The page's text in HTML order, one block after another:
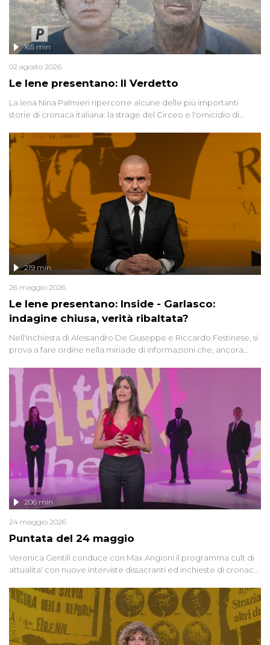
Le Iene presentano: Il Verdetto
165 min
02 agosto 2026
La Iena Nina Palmieri ripercorre alcune delle più importanti
storie di cronaca italiana: la strage del Circeo e l'omicidio di
Le Iene presentano: Inside - Garlasco:
indagine chiusa, verità ribaltata?
219 min
26 maggio 2026
Nell'inchiesta di Alessandro De Giuseppe e Riccardo Festinese, si
prova a fare ordine nella miriade di informazioni che, ancora
giudiziarie più discusse degli ultimi anni. Lo speciale ricostruisce la
vicenda mettendo in fila testimonianze, errori, dettagli
controversi e i protagonisti di un'indagine che sembra non avere
fine.
Puntata del 24 maggio
206 min
24 maggio 2026
Veronica Gentili conduce con Max Angioni il programma cult di
attualita' con nuove interviste dissacranti ed inchieste di cronaca